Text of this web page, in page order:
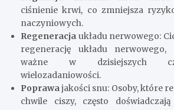
ciśnienie krwi, co zmniejsza
naczyniowych.
Regeneracja układu nerwowego:
regenerację układu
ważne w dzisiejszych
wielozadaniowości.
Poprawajakości snu: Osoby, które
chwile ciszy, często